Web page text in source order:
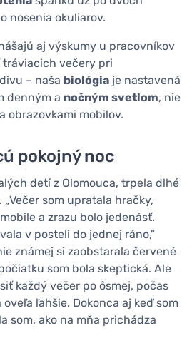
nosenia okuliarov.
aj výskumy u pracovníkov
tráviacich večery pri
– naša biológia je nastavená
denným a nočným svetlom, nie
obrazovkami mobilov.
pokojný noc
detí z Olomouca, trpela dlhé
som upratala hračky,
a zrazu bolo jedenásť.
v posteli do jednej ráno,"
známej si zaobstarala červené
som bola skeptická. Ale
každý večer po ôsmej, počas
ľahšie. Dokonca aj keď som
som, ako na mňa prichádza